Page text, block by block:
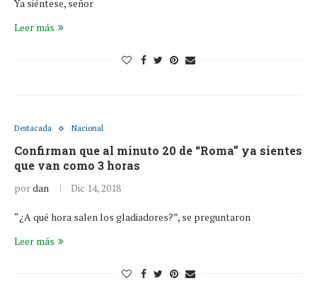
Ya siéntese, señor
Leer más
Destacada Nacional
Confirman que al minuto 20 de “Roma” ya sientes
que van como 3 horas
pordan Dic 14, 2018
“¿A qué hora salen los gladiadores?”, se preguntaron
Leer más